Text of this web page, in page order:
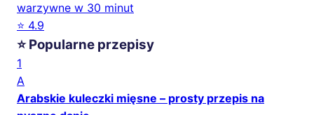
warzywne w 30 minut
⭐ 4.9
⭐ Popularne przepisy
1
A
Arabskie kuleczki mięsne – prosty przepis na